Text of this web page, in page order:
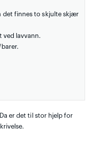
det finnes to skjulte skjær
ved lavvann.
er det til stor hjelp for